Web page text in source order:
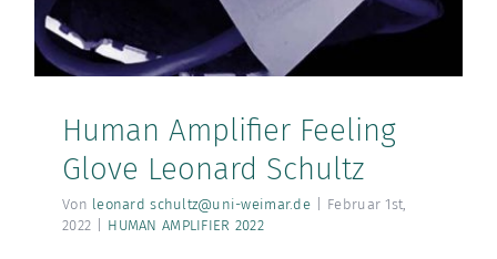
Human Amplifier Feeling
Glove Leonard Schultz
Von leonard schultz@uni-weimar.de
Februar 1st,
2022
HUMAN AMPLIFIER 2022